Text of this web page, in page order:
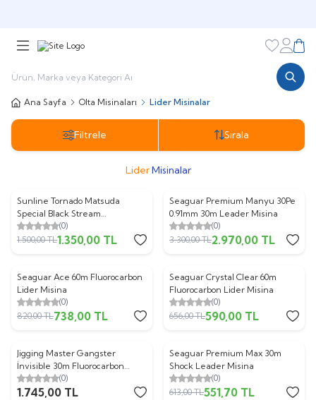
Favorilerim
Ana Sayfa Olta Misinaları Lider Misinalar
Filtrele Sırala
LiderMisinalar
%10
Sunline Tornado Matsuda
Special Black Stream
Fluorocarbon Misina
(0)
1.500,00TL1.350,00 TL
%10
Seaguar Premium Manyu 30Pe
0.91mm 30m Leader Misina
(0)
3.300,00TL2.970,00 TL
%10
Seaguar Ace 60m Fluorocarbon
Lider Misina
(0)
820,00TL738,00 TL
%10
Seaguar Crystal Clear 60m
Fluorocarbon Lider Misina
(0)
656,00TL590,00 TL
Jigging Master Gangster
İnvisible 30m Fluorocarbon
Misina
(0)
1.745,00 TL
%10
Seaguar Premium Max 30m
Shock Leader Misina
(0)
613,00TL551,70 TL